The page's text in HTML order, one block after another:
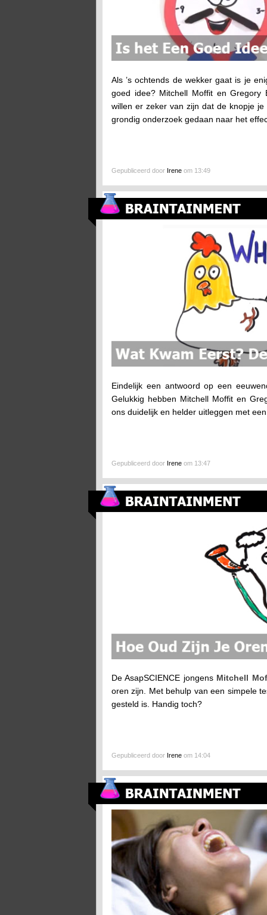
Als ’s ochtends de wekker gaat is je
goed idee? Mitchell Moffit en
willen er zeker van zijn dat de knopje
grondig onderzoek gedaan naar het
Gepubliceerd door Irene om 13:49
Eindelijk een antwoord op een
Gelukkig hebben Mitchell Moffit en
ons duidelijk en helder uitleggen met
Gepubliceerd door Irene om 13:47
De AsapSCIENCE jongens Mitchell
oren zijn. Met behulp van een simpele
gesteld is. Handig toch?
Gepubliceerd door Irene om 14:04